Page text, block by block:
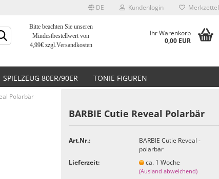
DE Kundenlogin
Passwort vergessen?
Merkzettel
Bitte beachten Sie unseren
Mindestbestellwert von
4,99€zzgl.Versandkosten
Ihr Warenkorb
0,00 EUR
SPIELZEUG 80ER/90ER TONIE FIGUREN
Polarbär
BARBIE Cutie Reveal Polarbär
Art.Nr.:
BARBIE Cutie Reveal -
polarbär
Lieferzeit:
ca. 1 Woche
(Ausland abweichend)